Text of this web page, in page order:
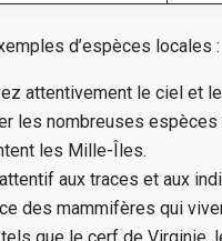
d’espèces locales :
attentivement le ciel et
les nombreuses espèces
les Mille-Îles.
aux traces et aux
des mammifères qui